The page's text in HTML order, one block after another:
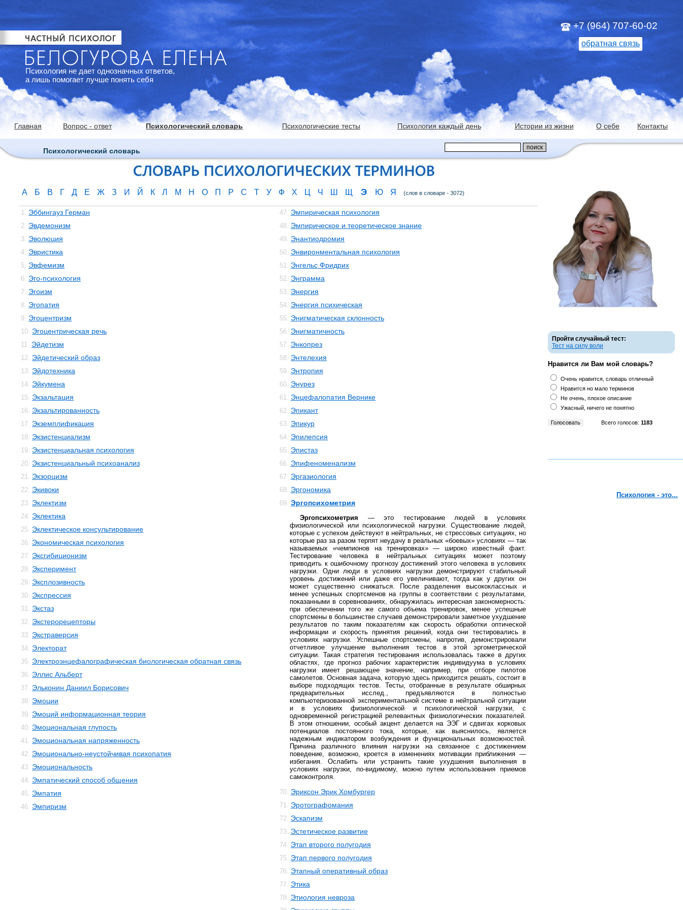
Психология не дает однозначных ответов,
а лишь помогает лучше понять себя
+7 (964) 707-60-02
обратная связь
Главная Вопрос - ответ Психологический словарь Психологические тесты Психология каждый день Истории из жизни О себе Контакты
Психологический словарь
А Б В Г Д Е Ж З И Й К Л М Н О П Р С Т У Ф Х Ц Ч Ш Щ Э Ю Я (слов в словаре - 3072)
1. Эббингауз Герман
2. Эвдемонизм
3. Эволюция
4. Эвристика
5. Эвфемизм
6. Эго-психология
7. Эгоизм
8. Эгопатия
9. Эгоцентризм
10. Эгоцентрическая речь
11. Эйдетизм
12. Эйдетический образ
13. Эйдотехника
14. Эйкумена
15. Экзальтация
16. Экзальтированность
17. Экземплификация
18. Экзистенциализм
19. Экзистенциальная психология
20. Экзистенциальный психоанализ
21. Экзорцизм
22. Экивоки
23. Эклектизм
24. Эклектика
25. Эклектическое консультирование
26. Экономическая психология
27. Эксгибиционизм
28. Эксперимент
29. Эксплозивность
30. Экспрессия
31. Экстаз
32. Экстерорецепторы
33. Экстраверсия
34. Электорат
35. Электроэнцефалографическая биологическая обратная связь
36. Эллис Альберт
37. Эльконин Даниил Борисович
38. Эмоции
39. Эмоций информационная теория
40. Эмоциональная глупость
41. Эмоциональная напряженность
42. Эмоционально-неустойчивая психопатия
43. Эмоциональность
44. Эмпатический способ общения
45. Эмпатия
46. Эмпиризм
47. Эмпирическая психология
48. Эмпирическое и теоретическое знание
49. Энантиодромия
50. Энвиронментальная психология
51. Энгельс Фридрих
52. Энграмма
53. Энергия
54. Энергия психическая
55. Энигматическая склонность
56. Энигматичность
57. Энкопрез
58. Энтелехия
59. Энтропия
60. Энурез
61. Энцефалопатия Вернике
62. Эпикант
63. Эпикур
64. Эпилепсия
65. Эпистаз
66. Эпифеноменализм
67. Эргазиология
68. Эргономика
69. Эргопсихометрия
Эргопсихометрия — это тестирование людей в условиях
физиологической или психологической нагрузки. Существование людей,
которые с успехом действуют в нейтральных, не стрессовых ситуациях, но
которые раз за разом терпят неудачу в реальных «боевых» условиях — так
называемых «чемпионов на тренировках» — широко известный факт.
Тестирование человека в нейтральных ситуациях может поэтому
приводить к ошибочному прогнозу достижений этого человека в условиях
нагрузки. Одни люди в условиях нагрузки демонстрируют стабильный
уровень достижений или даже его увеличивают, тогда как у других он
может существенно снижаться. После разделения высококлассных и
менее успешных спортсменов на группы в соответствии с результатами,
показанными в соревнованиях, обнаружилась интересная закономерность:
при обеспечении того же самого объема тренировок, менее успешные
спортсмены в большинстве случаев демонстрировали заметное ухудшение
результатов по таким показателям как скорость обработки оптической
информации и скорость принятия решений, когда они тестировались в
условиях нагрузки. Успешные спортсмены, напротив, демонстрировали
отчетливое улучшение выполнения тестов в этой эргометрической
ситуации. Такая стратегия тестирования использовалась также в других
областях, где прогноз рабочих характеристик индивидуума в условиях
нагрузки имеет решающее значение, например, при отборе пилотов
самолетов. Основная задача, которую здесь приходится решать, состоит в
выборе подходящих тестов. Тесты, отобранные в результате обширных
предварительных исслед., предъявляются в полностью
компьютеризованной экспериментальной системе в нейтральной ситуации
и в условиях физиологической и психологической нагрузки, с
одновременной регистрацией релевантных физиологических показателей.
В этом отношении, особый акцент делается на ЭЭГ и сдвигах корковых
потенциалов постоянного тока, которые, как выяснилось, является
надежным индикатором возбуждения и функциональных возможностей.
Причина различного влияния нагрузки на связанное с достижением
поведение, возможно, кроется в изменениях мотивации приближения —
избегания. Ослабить или устранить такие ухудшения выполнения в
условиях нагрузки, по-видимому, можно путем использования приемов
самоконтроля.
70. Эриксон Эрик Хомбургер
71. Эротографомания
72. Эскапизм
73. Эстетическое развитие
74. Этап второго полугодия
75. Этап первого полугодия
76. Этапный оперативный образ
77. Этика
78. Этиология невроза
Пройти случайный тест:
Тест на силу воли
Нравится ли Вам мой словарь?
Очень нравится, словарь отличный
Нравится но мало терминов
Не очень, плохое описание
Ужасный, ничего не понятно
Всего голосов: 1183
Психология - это...